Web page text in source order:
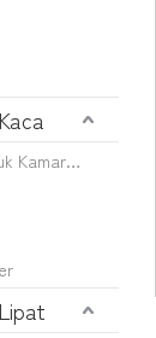
Perangkat Keras Kaca untuk Kamar Mandi